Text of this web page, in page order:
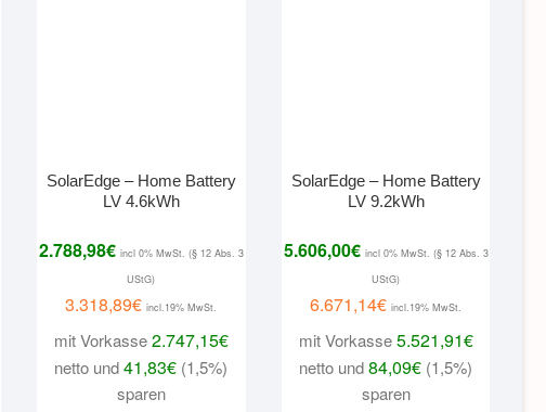
SolarEdge – Home Battery
LV 4.6kWh
2.788,98€ incl 0% MwSt. (§ 12 Abs. 3
UStG)
3.318,89€ incl.19% MwSt.
mit Vorkasse2.747,15€
netto und41,83€ (1,5%)
sparen
SolarEdge – Home Battery
LV 9.2kWh
5.606,00€ incl 0% MwSt. (§ 12 Abs. 3
UStG)
6.671,14€ incl.19% MwSt.
mit Vorkasse5.521,91€
netto und84,09€ (1,5%)
sparen